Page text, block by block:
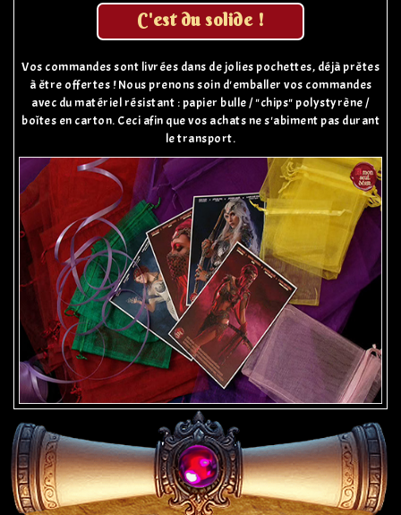
C'est du solide !
Vos commandes sont livrées dans de jolies pochettes, déjà prêtes
à être offertes ! Nous prenons soin d'emballer vos commandes
avec du matériel résistant : papier bulle / "chips" polystyrène /
boîtes en carton. Ceci afin que vos achats ne s'abiment pas durant
le transport.